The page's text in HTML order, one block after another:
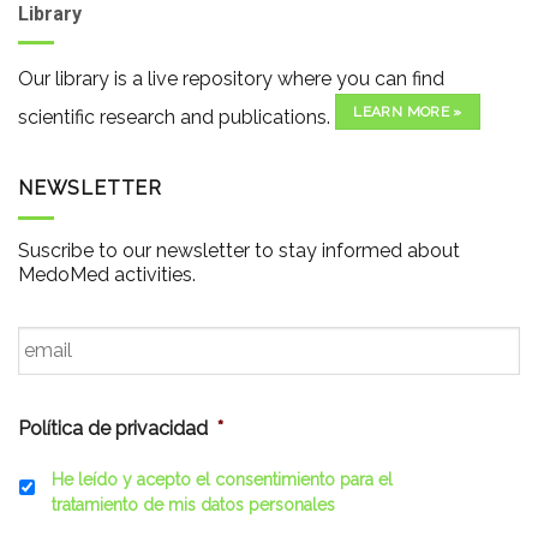
Library
Our library is a live repository where you can find
scientific research and publications.
LEARN MORE »
NEWSLETTER
Suscribe to our newsletter to stay informed about
MedoMed activities.
Email *
Política de privacidad *
He leído y acepto el consentimiento para el
tratamiento de mis datos personales